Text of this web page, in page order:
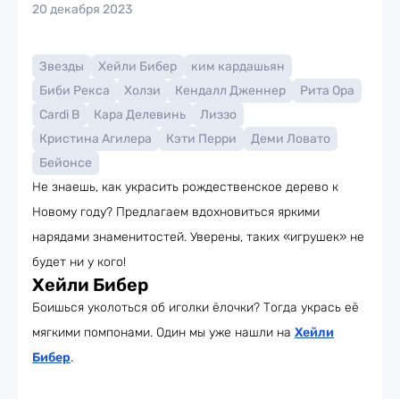
20 декабря 2023
Звезды Хейли Бибер
ким кардашьян
Биби Рекса
Холзи Кендалл Дженнер
Рита Ора
Cardi B
Кара Делевинь
Лиззо
Кристина Агилера
Кэти Перри
Деми Ловато
Бейонсе
Не знаешь, как украсить рождественское дерево к
Новому году? Предлагаем вдохновиться яркими
нарядами знаменитостей. Уверены, таких «игрушек» не
будет ни у кого!
Хейли Бибер
Боишься уколоться об иголки ёлочки? Тогда укрась её
мягкими помпонами. Один мы уже нашли на Хейли
Бибер.